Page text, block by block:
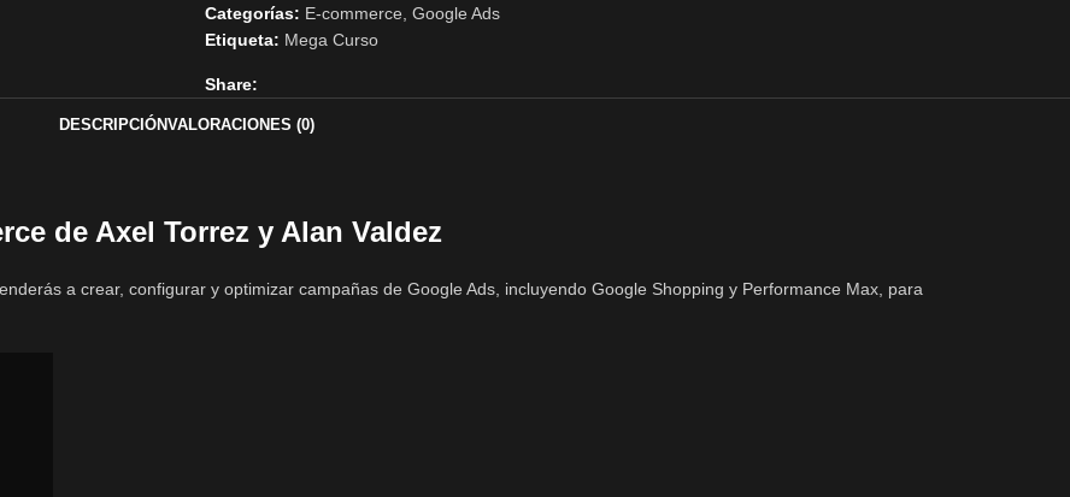
Categorías: E-commerce Google Ads
Etiqueta: Mega Curso
Share:
DESCRIPCIÓNVALORACIONES (0)
de Axel Torrez y Alan Valdez
a crear, configurar y optimizar campañas de Google Ads, incluyendo Google Shopping y Performance Max, para